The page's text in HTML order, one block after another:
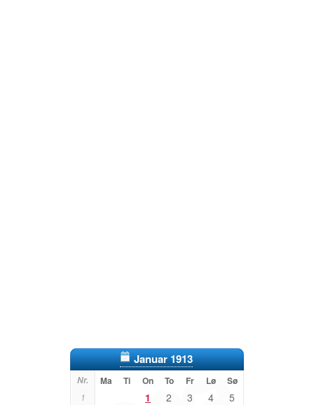
Januar 1913
Nr. Ma Ti On To Fr Lø Sø
1 1 2 3 4 5